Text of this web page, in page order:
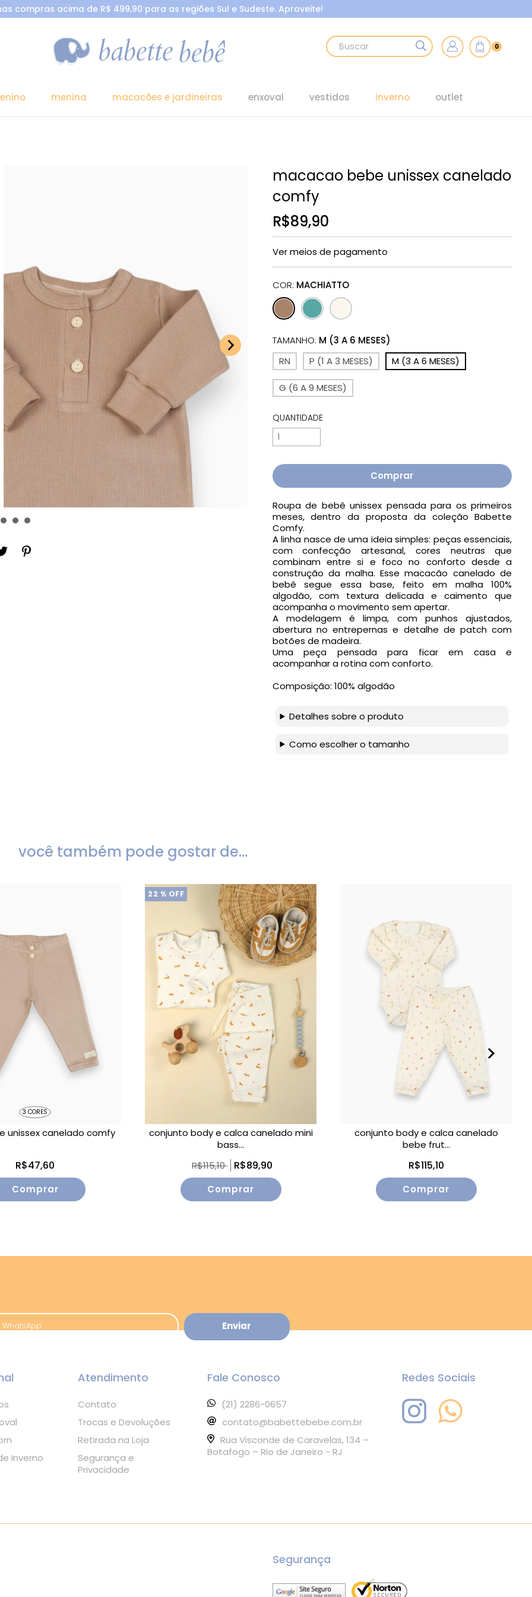
compras acima de R$ 499,90 para as regiões Sul e Sudeste. Aproveite!
0
menina macacões e jardineiras enxoval vestidos inverno outlet
macacao bebe unissex canelado
comfy
R$89,90
Ver meios de pagamento
COR: MACHIATTO
TAMANHO: M (3 A 6 MESES)
RN
P (1 A 3 MESES) M (3 A 6 MESES)
G (6 A 9 MESES)
QUANTIDADE
Roupa de bebê unissex pensada para os primeiros
meses, dentro da proposta da coleção Babette
Comfy.
A linha nasce de uma ideia simples: peças essenciais,
com confecção artesanal, cores neutras que
combinam entre si e foco no conforto desde a
construção da malha. Esse macacão canelado de
bebê segue essa base, feito em malha 100%
algodão, com textura delicada e caimento que
acompanha o movimento sem apertar.
A modelagem é limpa, com punhos ajustados,
abertura no entrepernas e detalhe de patch com
botões de madeira.
Uma peça pensada para ficar em casa e
acompanhar a rotina com conforto.
Composição: 100% algodão
Detalhes sobre o produto
Como escolher o tamanho
você também pode gostar de...
3 CORES
unissex canelado comfy
R$47,60
Comprar
22 % OFF
conjunto body e calca canelado mini
bass...
R$115,10 R$89,90
Comprar
conjunto body e calca canelado
bebe frut...
R$115,10
Comprar
Inverno
Atendimento
Contato
Trocas e Devoluções
Retirada na Loja
Segurança e
Privacidade
Fale Conosco
(21) 2286-0657
contato@babettebebe.com.br
Rua Visconde de Caravelas, 134 –
Botafogo – Rio de Janeiro - RJ
Redes Sociais
Segurança